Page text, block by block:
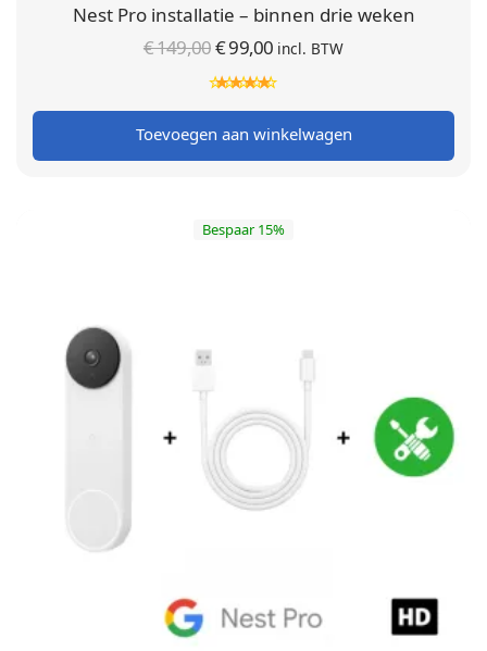
Nest Pro installatie – binnen drie weken
€149,00Oorspronkelijke
prijs was:
€ 149,00.
€99,00 Huidige
€ 99,00.
incl. BTW
Toevoegen aan winkelwagen
Bespaar 15%